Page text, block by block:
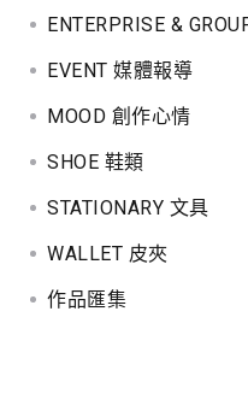
ENTERPRISE &
EVENT 媒體報導
MOOD 創作心情
SHOE 鞋類
STATIONARY 文具
WALLET 皮夾
作品匯集